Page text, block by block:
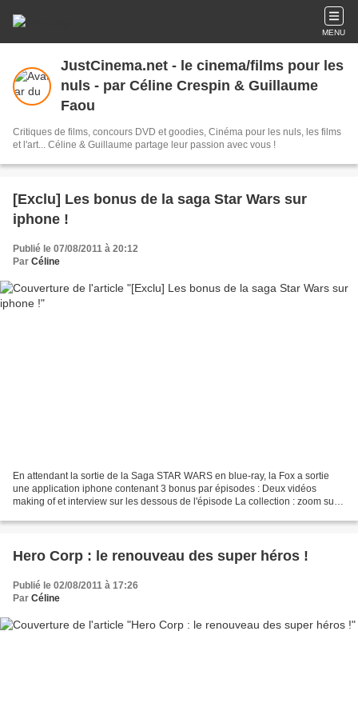
MENU
JustCinema.net - le cinema/films pour les
nuls - par Céline Crespin & Guillaume
Faou
Critiques de films, concours DVD et goodies, Cinéma pour les nuls, les films
et l'art... Céline & Guillaume partage leur passion avec vous !
[Exclu] Les bonus de la saga Star Wars sur
iphone !
Publié le 07/08/2011 à 20:12
Par Céline
En attendant la sortie de la Saga STAR WARS en blue-ray, la Fox a sortie
une application iphone contenant 3 bonus par épisodes : Deux vidéos
making of et interview sur les dessous de l'épisode La collection : zoom sur
Hero Corp : le renouveau des super héros !
Publié le 02/08/2011 à 17:26
Par Céline